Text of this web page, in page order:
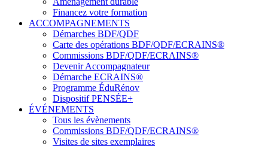
Financez votre formation
ACCOMPAGNEMENTS
Démarches BDF/QDF
Carte des opérations BDF/QDF/ECRAINS®
Commissions BDF/QDF/ECRAINS®
Devenir Accompagnateur
Démarche ECRAINS®
Programme ÉduRénov
Dispositif PENSÉE+
ÉVÉNEMENTS
Tous les évènements
Commissions BDF/QDF/ECRAINS®
Visites de sites exemplaires